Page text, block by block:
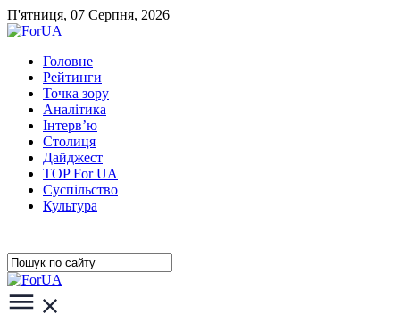
П'ятниця, 07 Серпня, 2026
Головне
Рейтинги
Точка зору
Аналітика
Інтерв’ю
Столиця
Дайджест
TOP For UA
Суспiльство
Культура